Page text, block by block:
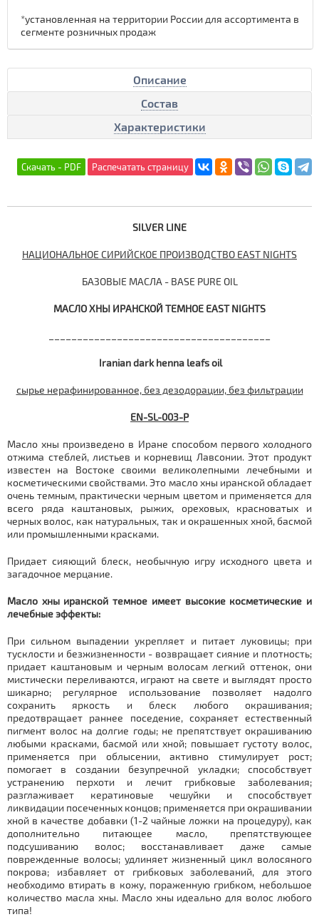
*установленная на территории России для ассортимента в
сегменте розничных продаж
Описание
Состав
Характеристики
SILVER LINE
НАЦИОНАЛЬНОЕ СИРИЙСКОЕ ПРОИЗВОДСТВО EAST NIGHTS
БАЗОВЫЕ МАСЛА - BASE PURE OIL
МАСЛО ХНЫ ИРАНСКОЙ ТЕМНОЕ EAST NIGHTS
Iranian dark henna leafs oil
сырье нерафинированное, без дезодорации, без фильтрации
EN-SL-003-P
Масло хны произведено в Иране способом первого холодного
отжима стеблей, листьев и корневищ Лавсонии. Этот продукт
известен на Востоке своими великолепными лечебными и
косметическими свойствами. Это масло хны иранской обладает
очень темным, практически черным цветом и применяется для
всего ряда каштановых, рыжих, ореховых, красноватых и
черных волос, как натуральных, так и окрашенных хной, басмой
или промышленными красками.
Придает сияющий блеск, необычную игру исходного цвета и
загадочное мерцание.
Масло хны иранской темное имеет высокие косметические и
лечебные эффекты:
При сильном выпадении укрепляет и питает луковицы; при
тусклости и безжизненности - возвращает сияние и плотность;
придает каштановым и черным волосам легкий оттенок, они
мистически переливаются, играют на свете и выглядят просто
шикарно; регулярное использование позволяет надолго
сохранить яркость и блеск любого окрашивания;
предотвращает раннее поседение, сохраняет естественный
пигмент волос на долгие годы; не препятствует окрашиванию
любыми красками, басмой или хной; повышает густоту волос,
применяется при облысении, активно стимулирует рост;
помогает в создании безупречной укладки; способствует
устранению перхоти и лечит грибковые заболевания;
разглаживает кератиновые чешуйки и способствует
ликвидации посеченных концов; применяется при окрашивании
хной в качестве добавки (1-2 чайные ложки на процедуру), как
дополнительно питающее масло, препятствующее
подсушиванию волос; восстанавливает даже самые
поврежденные волосы; удлиняет жизненный цикл волосяного
покрова; избавляет от грибковых заболеваний, для этого
необходимо втирать в кожу, пораженную грибком, небольшое
количество масла хны. Масло хны идеально для волос любого
типа!